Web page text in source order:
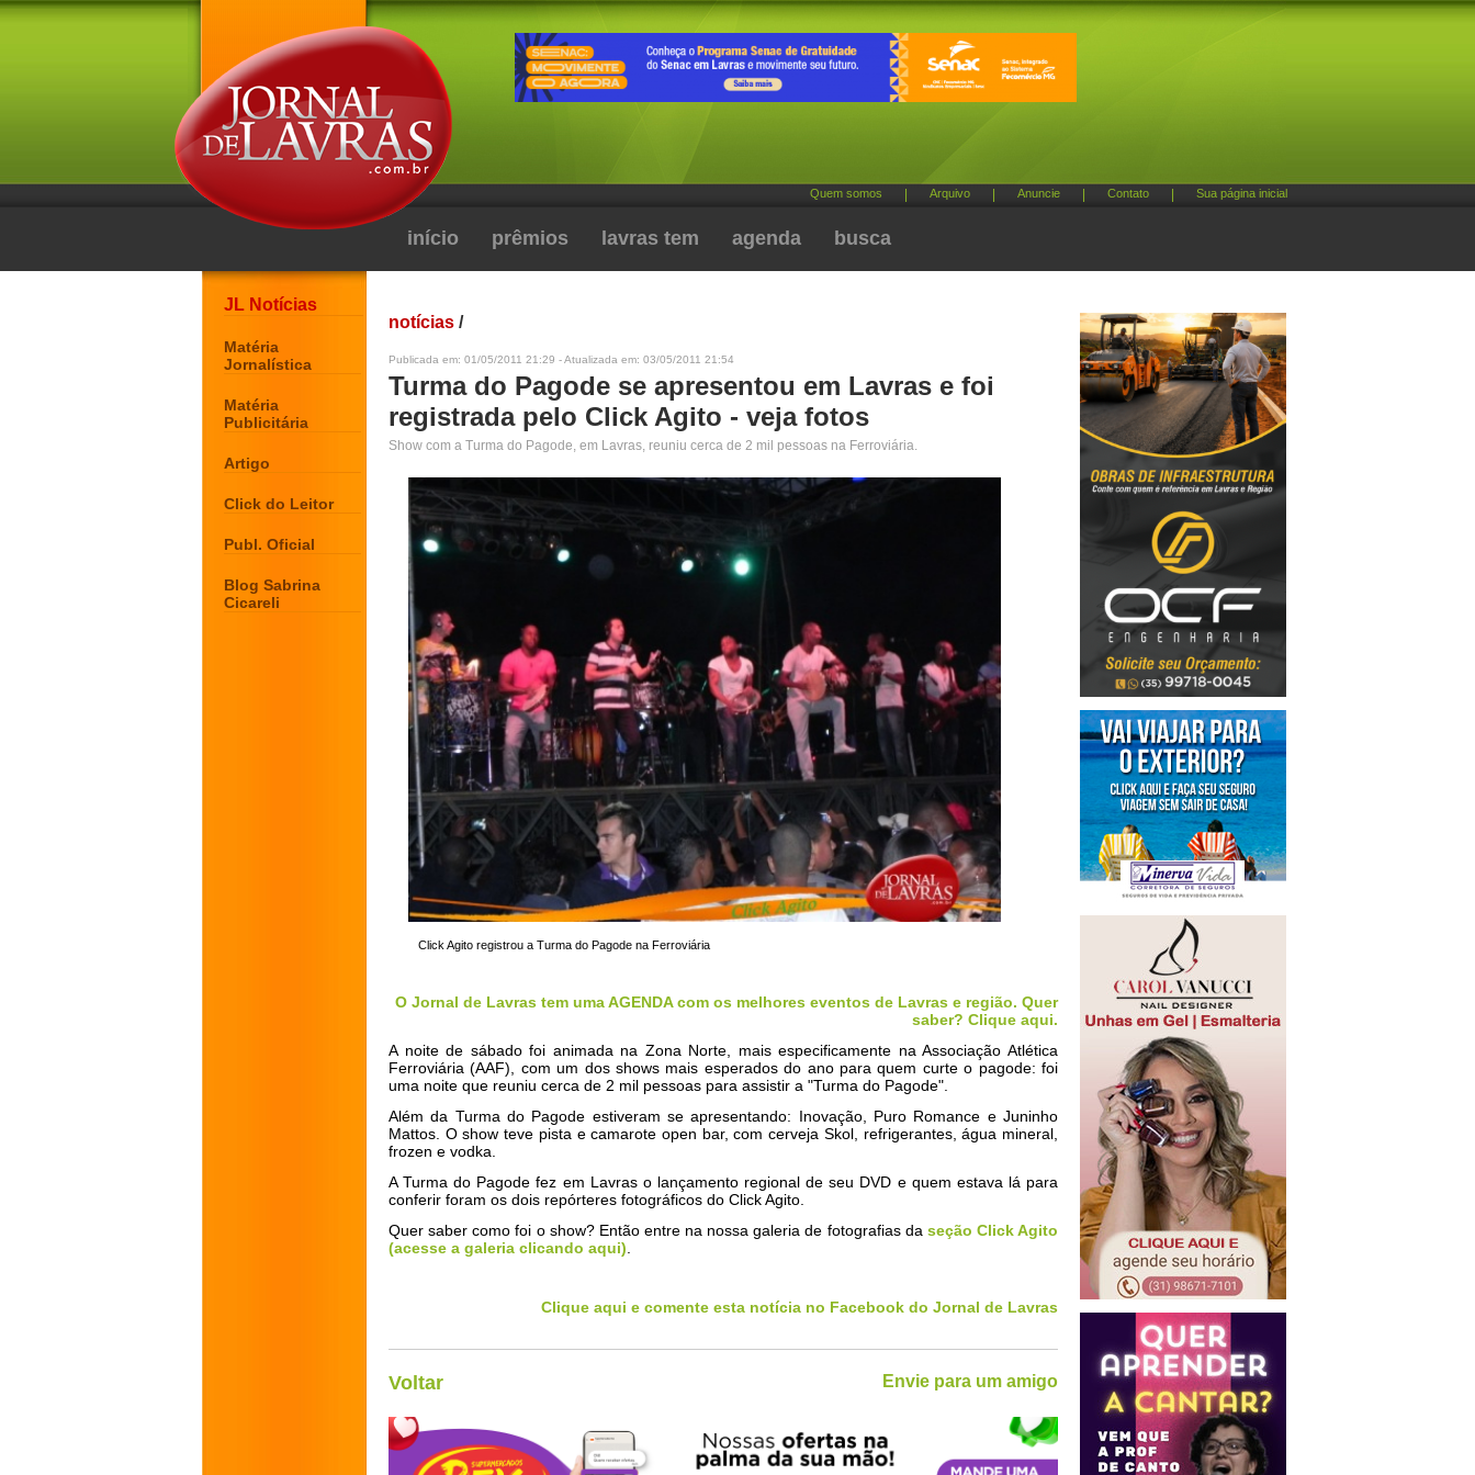
Quem somos Arquivo Anuncie Contato Sua página inicial
início prêmios lavras tem agenda busca
JL Notícias
Matéria
Jornalística
Matéria
Publicitária
Artigo
Click do Leitor
Publ. Oficial
Blog Sabrina
Cicareli
notícias /
Publicada em: 01/05/2011 21:29 - Atualizada em: 03/05/2011 21:54
Turma do Pagode se apresentou em Lavras e foi
registrada pelo Click Agito - veja fotos
Show com a Turma do Pagode, em Lavras, reuniu cerca de 2 mil pessoas na Ferroviária.
Click Agito registrou a Turma do Pagode na Ferroviária
O Jornal de Lavras tem uma AGENDA com os melhores eventos de Lavras e região. Quer
saber? Clique aqui.
A noite de sábado foi animada na Zona Norte, mais especificamente na Associação Atlética
Ferroviária (AAF), com um dos shows mais esperados do ano para quem curte o pagode: foi
uma noite que reuniu cerca de 2 mil pessoas para assistir a "Turma do Pagode".
Além da Turma do Pagode estiveram se apresentando: Inovação, Puro Romance e Juninho
Mattos. O show teve pista e camarote open bar, com cerveja Skol, refrigerantes, água mineral,
frozen e vodka.
A Turma do Pagode fez em Lavras o lançamento regional de seu DVD e quem estava lá para
conferir foram os dois repórteres fotográficos do Click Agito.
Quer saber como foi o show? Então entre na nossa galeria de fotografias da seção Click Agito
(acesse a galeria clicando aqui)
Clique aqui e comente esta notícia no Facebook do Jornal de Lavras
Voltar Envie para um amigo